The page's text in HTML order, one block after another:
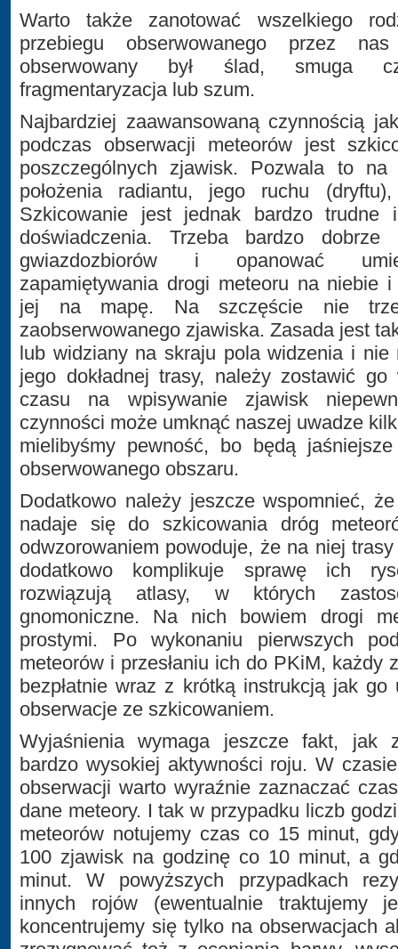
Warto także zanotować wszelkiego
przebiegu obserwowanego przez
obserwowany był ślad, smuga
fragmentaryzacja lub szum.
Najbardziej zaawansowaną czynnością
podczas obserwacji meteorów jest
poszczególnych zjawisk. Pozwala to na
położenia radiantu, jego ruchu
Szkicowanie jest jednak bardzo trudne
doświadczenia. Trzeba bardzo
gwiazdozbiorów i opanować
zapamiętywania drogi meteoru na niebie
jej na mapę. Na szczęście nie
zaobserwowanego zjawiska. Zasada jest
lub widziany na skraju pola widzenia i
jego dokładnej trasy, należy zostawić
czasu na wpisywanie zjawisk
czynności może umknąć naszej uwadze
mielibyśmy pewność, bo będą
obserwowanego obszaru.
Dodatkowo należy jeszcze wspomnieć,
nadaje się do szkicowania dróg
odwzorowaniem powoduje, że na niej
dodatkowo komplikuje sprawę ich
rozwiązują atlasy, w których
gnomoniczne. Na nich bowiem drogi
prostymi. Po wykonaniu pierwszych
meteorów i przesłaniu ich do PKiM, każdy
bezpłatnie wraz z krótką instrukcją jak
obserwacje ze szkicowaniem.
Wyjaśnienia wymaga jeszcze fakt, jak
bardzo wysokiej aktywności roju. W
obserwacji warto wyraźnie zaznaczać
dane meteory. I tak w przypadku liczb
meteorów notujemy czas co 15 minut,
100 zjawisk na godzinę co 10 minut, a
minut. W powyższych przypadkach
innych rojów (ewentualnie traktujemy
koncentrujemy się tylko na obserwacjach